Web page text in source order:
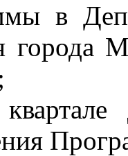
в
города